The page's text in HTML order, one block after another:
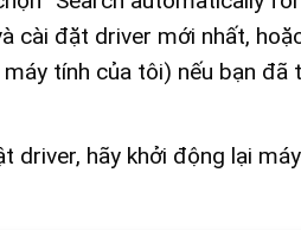
cài đặt driver mới nhất,
tính của tôi) nếu bạn
driver, hãy khởi động lại